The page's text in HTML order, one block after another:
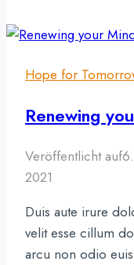
Hope for
Renewing
Veröffentlicht auf
2021
Duis aute irure
velit esse cillum
arcu non odio